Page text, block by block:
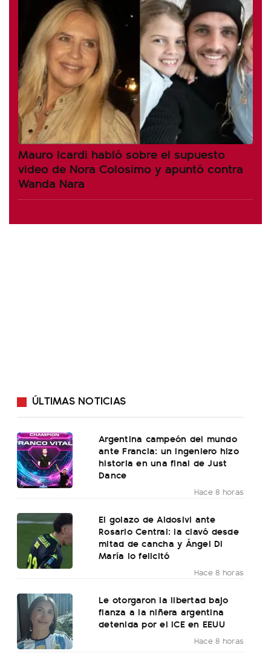
Mauro Icardi habló sobre el supuesto
video de Nora Colosimo y apuntó contra
Wanda Nara
ÚLTIMAS NOTICIAS
Argentina campeón del mundo
ante Francia: un ingeniero hizo
historia en una final de Just
Dance
Hace 8 horas
El golazo de Aldosivi ante
Rosario Central: la clavó desde
mitad de cancha y Ángel Di
María lo felicitó
Hace 8 horas
Le otorgaron la libertad bajo
fianza a la niñera argentina
detenida por el ICE en EEUU
Hace 8 horas